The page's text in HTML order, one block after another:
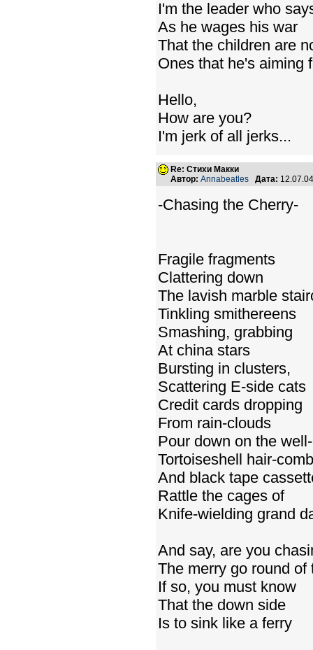
I'm the leader who
As he wages his war
That the children are
Ones that he's aiming
Hello,
How are you?
I'm jerk of all jerks...
Re: Стихи Макки
Автор: Annabeatles Дата:
-Chasing the Cherry-
Fragile fragments
Clattering down
The lavish marble
Tinkling smithereens
Smashing, grabbing
At china stars
Bursting in clusters,
Scattering E-side cats
Credit cards dropping
From rain-clouds
Pour down on the
Tortoiseshell hair-
And black tape
Rattle the cages of
Knife-wielding grand
And say, are you
The merry go round of
If so, you must know
That the down side
Is to sink like a ferry